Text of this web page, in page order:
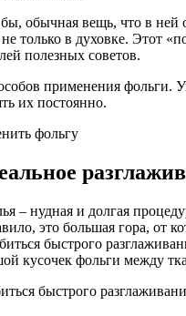
обычная вещь, что в ней
только в духовке. Этот
полезных советов.
применения фольги.
их постоянно.
– нудная и долгая
это большая гора, от
быстрого
кусочек фольги между